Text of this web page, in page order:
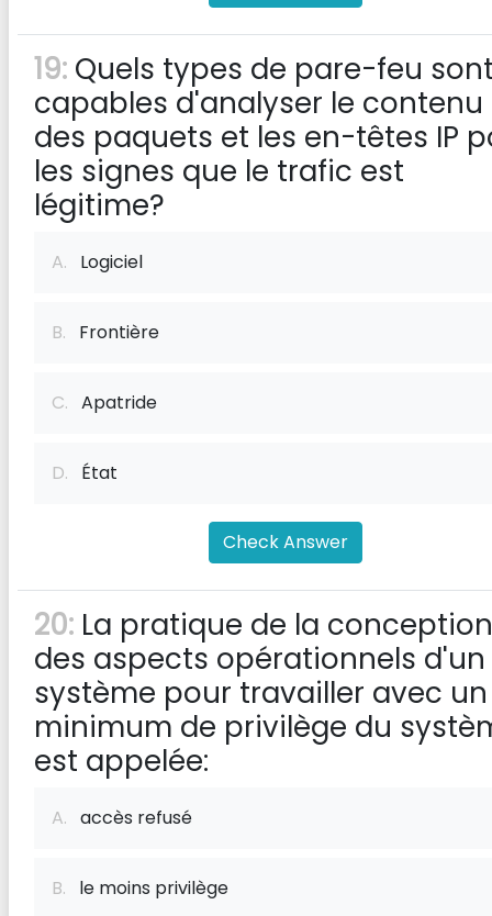
19: Quels types de pare-feu
capables d'analyser le contenu
des paquets et les en-têtes IP
les signes que le trafic est
légitime?
A. Logiciel
B. Frontière
C. Apatride
D. État
Check Answer
20: La pratique de la conception
des aspects opérationnels d'un
système pour travailler avec un
minimum de privilège du
est appelée:
A. accès refusé
B. le moins privilège